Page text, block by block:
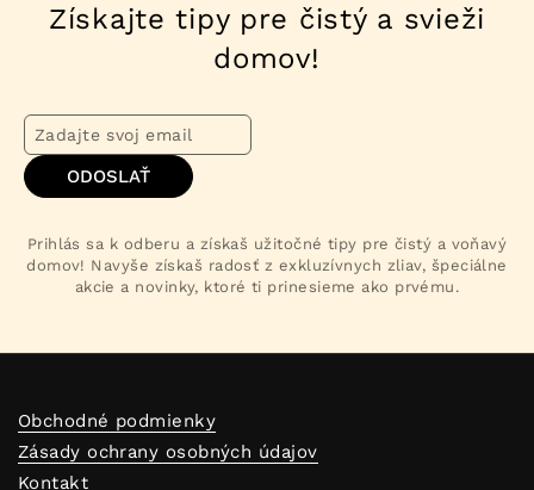
Získajte tipy pre čistý a svieži
domov!
ODOSLAŤ
Prihlás sa k odberu a získaš užitočné tipy pre čistý a voňavý
domov! Navyše získaš radosť z exkluzívnych zliav, špeciálne
akcie a novinky, ktoré ti prinesieme ako prvému.
Obchodné podmienky
Zásady ochrany osobných údajov
Kontakt